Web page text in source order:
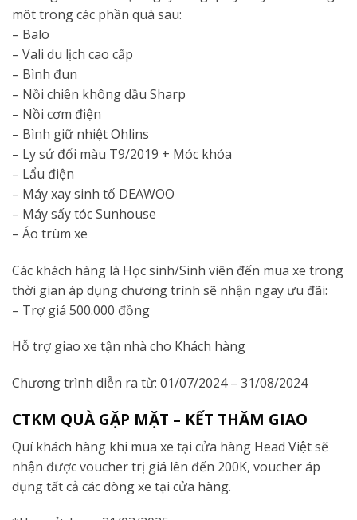
môt trong các phần quà sau:
– Balo
– Vali du lịch cao cấp
– Bình đun
– Nồi chiên không dầu Sharp
– Nồi cơm điện
– Bình giữ nhiệt Ohlins
– Ly sứ đổi màu T9/2019 + Móc khóa
– Lẩu điện
– Máy xay sinh tố DEAWOO
– Máy sấy tóc Sunhouse
– Áo trùm xe
Các khách hàng là Học sinh/Sinh viên đến mua xe trong
thời gian áp dụng chương trình sẽ nhận ngay ưu đãi:
– Trợ giá 500.000 đồng
Hỗ trợ giao xe tận nhà cho Khách hàng
Chương trình diễn ra từ: 01/07/2024 – 31/08/2024
CTKM QUÀ GẶP MẶT – KẾT THĂM GIAO
Quí khách hàng khi mua xe tại cửa hàng Head Việt sẽ
nhận được voucher trị giá lên đến 200K, voucher áp
dụng tất cả các dòng xe tại cửa hàng.